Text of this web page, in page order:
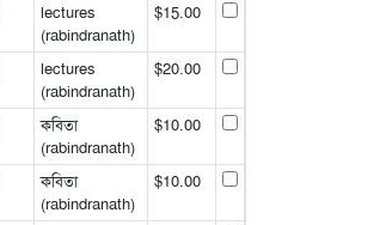
lectures
(rabindranath)
$15.00
lectures
(rabindranath)
$20.00
কবিতা
(rabindranath)
$10.00
কবিতা
(rabindranath)
$10.00